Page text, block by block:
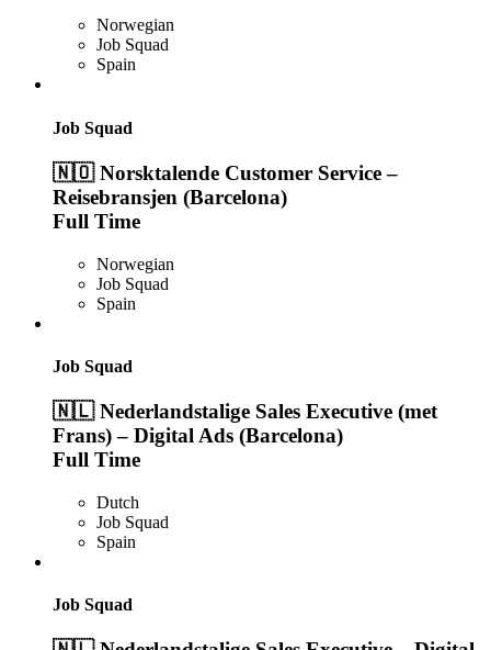
Norwegian
Job Squad
Spain
Job Squad
🇳🇴 Norsktalende Customer Service –
Reisebransjen (Barcelona)
Full Time
Norwegian
Job Squad
Spain
Job Squad
🇳🇱 Nederlandstalige Sales Executive (met
Frans) – Digital Ads (Barcelona)
Full Time
Dutch
Job Squad
Spain
Job Squad